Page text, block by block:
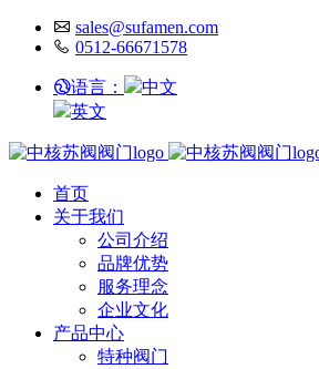
sales@sufamen.com
0512-66671578
语言：
中文
英文
首页
关于我们
公司介绍
品牌优势
服务理念
企业文化
产品中心
特种阀门